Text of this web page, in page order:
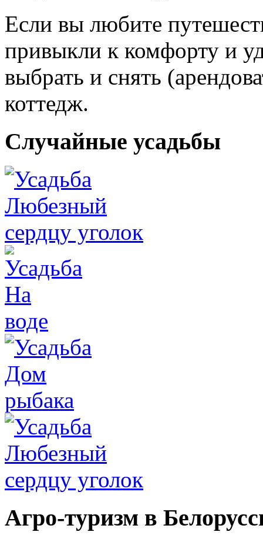
Если вы любите
привыкли к комфорту и
выбрать и снять
коттедж.
Случайные усадьбы
Агро-туризм в